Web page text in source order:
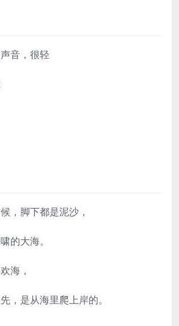
音，很轻
，脚下都是泥沙，
的大海。
海，
，是从海里爬上岸的。